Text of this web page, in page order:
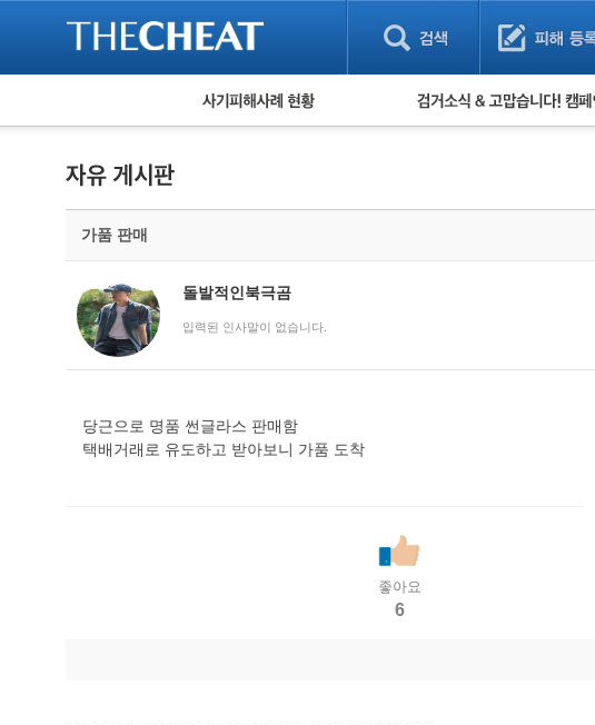
피해사례 현황
유해사이트 목록
비공개 피해사례
워킹홀리데이 피해사례
검거 소식
가품 판매
돌발적인북극곰
입력된 인사말이 없습니다.
당근으로 명품 썬글라스 판매함
택배거래로 유도하고 받아보니 가품 도착
좋아요
6